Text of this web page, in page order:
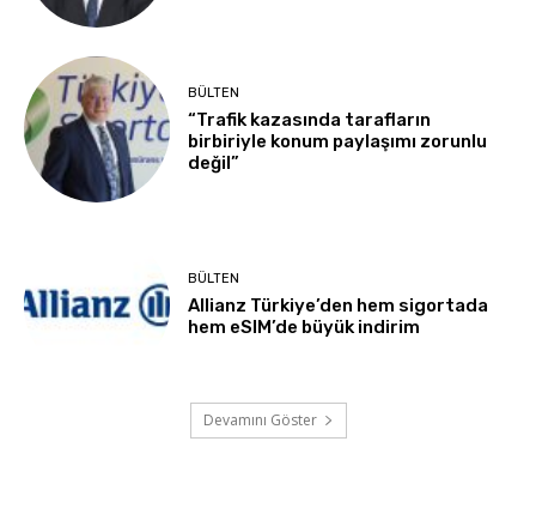
BÜLTEN
“Trafik kazasında tarafların
birbiriyle konum paylaşımı zorunlu
değil”
BÜLTEN
Allianz Türkiye’den hem sigortada
hem eSIM’de büyük indirim
Devamını Göster